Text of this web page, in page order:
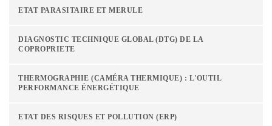
ETAT PARASITAIRE ET MERULE
DIAGNOSTIC TECHNIQUE GLOBAL (DTG) DE LA
COPROPRIETE
THERMOGRAPHIE (CAMÉRA THERMIQUE) : L'OUTIL
PERFORMANCE ÉNERGÉTIQUE
ETAT DES RISQUES ET POLLUTION (ERP)